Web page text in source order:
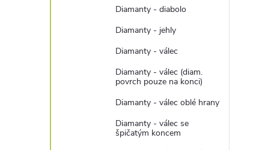
Diamanty - diabolo
Diamanty - jehly
Diamanty - válec
Diamanty - válec (diam.
povrch pouze na konci)
Diamanty - válec oblé hrany
Diamanty - válec se
špičatým koncem